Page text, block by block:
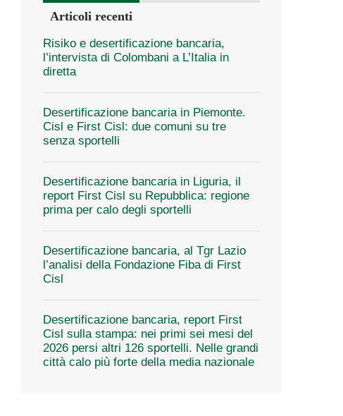
Articoli recenti
Risiko e desertificazione bancaria,
l’intervista di Colombani a L’Italia in
diretta
Desertificazione bancaria in Piemonte.
Cisl e First Cisl: due comuni su tre
senza sportelli
Desertificazione bancaria in Liguria, il
report First Cisl su Repubblica: regione
prima per calo degli sportelli
Desertificazione bancaria, al Tgr Lazio
l’analisi della Fondazione Fiba di First
Cisl
Desertificazione bancaria, report First
Cisl sulla stampa: nei primi sei mesi del
2026 persi altri 126 sportelli. Nelle grandi
città calo più forte della media nazionale